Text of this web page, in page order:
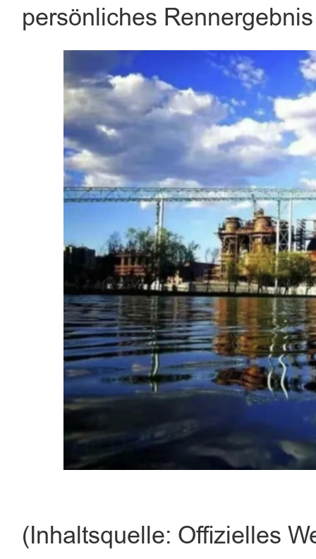
persönliches
(Inhaltsquelle: Offizielles